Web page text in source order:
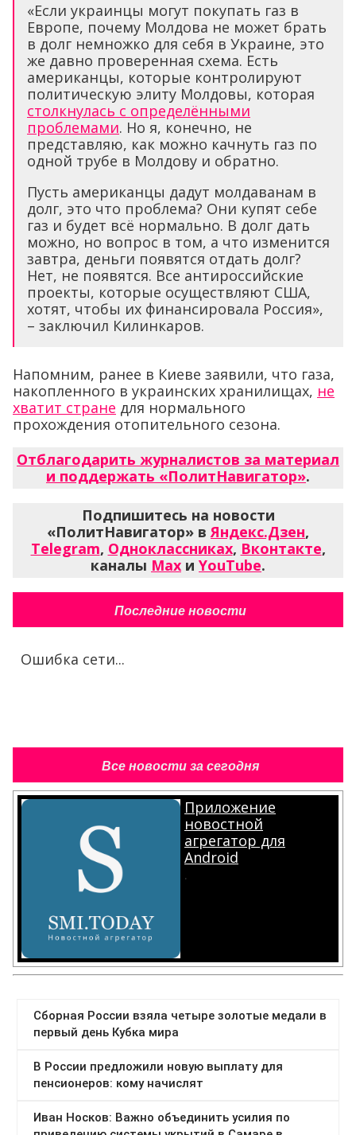
«Если украинцы могут покупать газ в
Европе, почему Молдова не может брать
в долг немножко для себя в Украине, это
же давно проверенная схема. Есть
американцы, которые контролируют
политическую элиту Молдовы, которая
столкнулась с определёнными
проблемами. Но я, конечно, не
представляю, как можно качнуть газ по
одной трубе в Молдову и обратно.
Пусть американцы дадут молдаванам в
долг, это что проблема? Они купят себе
газ и будет всё нормально. В долг дать
можно, но вопрос в том, а что изменится
завтра, деньги появятся отдать долг?
Нет, не появятся. Все антироссийские
проекты, которые осуществляют США,
хотят, чтобы их финансировала Россия»,
– заключил Килинкаров.
Напомним, ранее в Киеве заявили, что газа,
накопленного в украинских хранилищах, не
хватит стране для нормального
прохождения отопительного сезона.
Отблагодарить журналистов за материал
и поддержать «ПолитНавигатор».
Подпишитесь на новости
«ПолитНавигатор» вЯндекс.Дзен,
Telegram, Одноклассниках, Вконтакте,
каналы Max и YouTube.
Последние новости
Ошибка сети...
Все новости за сегодня
Приложение
новостной
агрегатор для
Android
.